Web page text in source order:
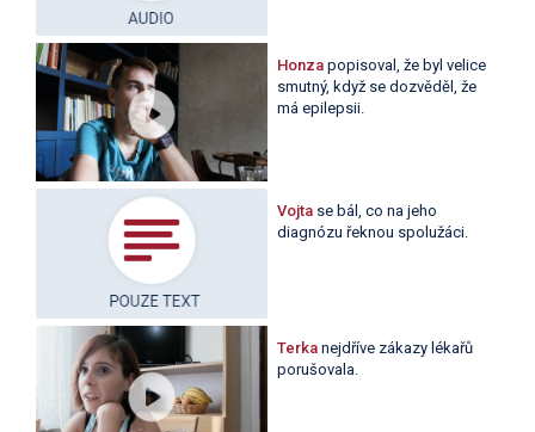
Honza popisoval, že byl velice
smutný, když se dozvěděl, že
má epilepsii.
Vojta se bál, co na jeho
diagnózu řeknou spolužáci.
Terka nejdříve zákazy lékařů
porušovala.